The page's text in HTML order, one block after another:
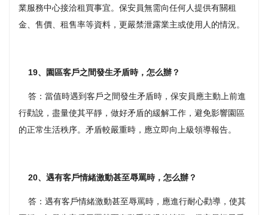
業服務中心接洽租買事宜。保安員無需向任何人提供有關租
金、售價、租售率等資料，更嚴禁泄露業主或使用人的情況。
19、園區客戶之間發生矛盾時，怎么辦？
答：當值時遇到客戶之間發生矛盾時，保安員應主動上前進
行勸說，盡量使其平靜，做好矛盾的緩解工作，避免影響園區
的正常生活秩序。矛盾較嚴重時，應立即向上級領導報告。
20、遇有客戶情緒激動甚至辱罵時，怎么辦？
答：遇有客戶情緒激動甚至辱罵時，應進行耐心勸導，使其